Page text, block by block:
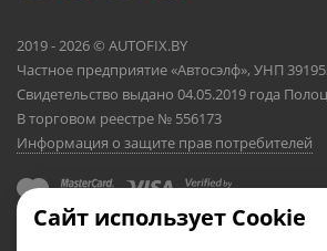
2019 - 2026 © AUTOFIX.BY
Частное предприятие «Автосэлф», УНП
Свидетельство выдано 04.05.2019 года
В торговом реестре № 556173
Информация о защите прав потребителей
Сайт использует Cookie